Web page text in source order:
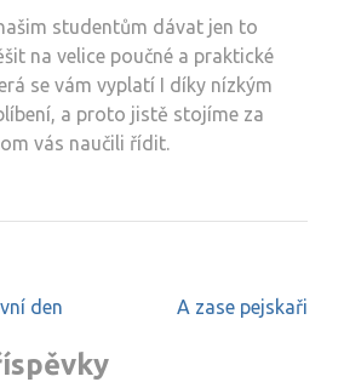
studentům dávat jen to
na velice poučné a praktické
se vám vyplatí I díky nízkým
a proto jistě stojíme za
vás naučili řídit.
den A zase pejskaři